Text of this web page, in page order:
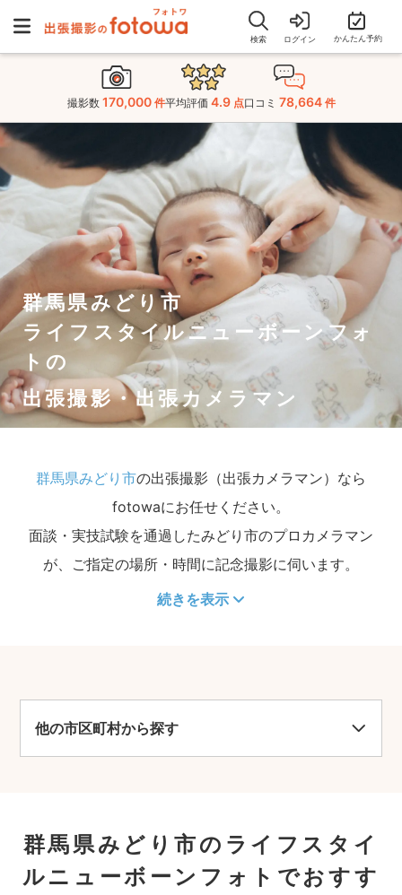
検索 ログイン かんたん予約
撮影数 170,000 件平均評価 4.9 点口コミ 78,664 件
群馬県みどり市
ライフスタイルニューボーンフォ
トの
出張撮影・出張カメラマン
群馬県みどり市の出張撮影（出張カメラマン）なら
fotowaにお任せください。
面談・実技試験を通過したみどり市のプロカメラマン
が、ご指定の場所・時間に記念撮影に伺います。
続きを表示
他の市区町村から探す
群馬県みどり市のライフスタイ
ルニューボーンフォトでおすす